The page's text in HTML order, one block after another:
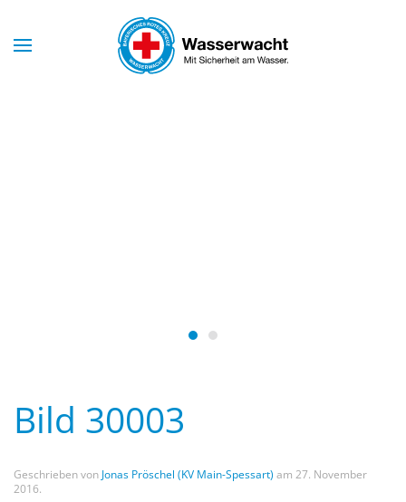
Skip to main content
Wasserwacht Bayern
Bild 30003
Geschrieben von Jonas Pröschel (KV Main-Spessart) am 27. November
2016.